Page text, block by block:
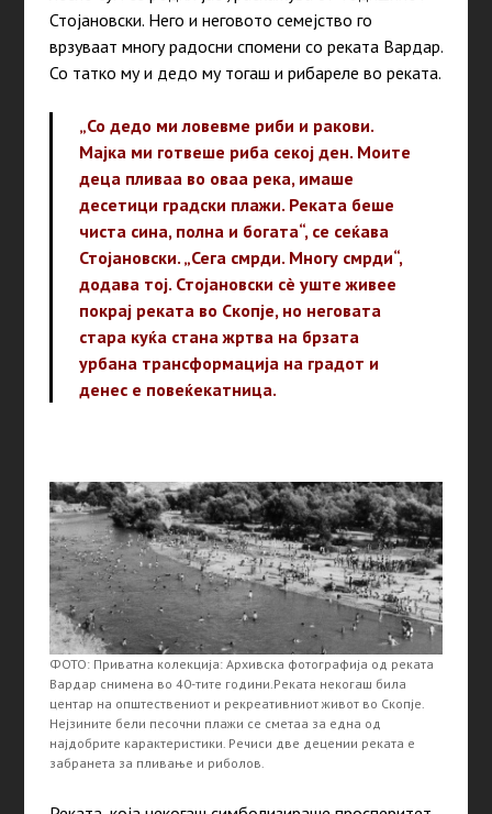
Стојановски. Него и неговото семејство го
врзуваат многу радосни спомени со реката Вардар.
Со татко му и дедо му тогаш и рибареле во реката.
„Со дедо ми ловевме риби и ракови.
Мајка ми готвеше риба секој ден.Моите
деца пливаа во оваа река, имаше
десетици градски плажи. Реката беше
чиста сина, полна и богата“, се сеќава
Стојановски. „Сега смрди. Многу смрди“,
додава тој. Стојановски сè уште живее
покрај реката во Скопје, но неговата
стара куќа стана жртва на брзата
урбана трансформација на градот и
денес е повеќекатница.
ФОТО: Приватна колекција: Архивска фотографија од реката
Вардар снимена во 40-тите години.Реката некогаш била
центар на општествениот и рекреативниот живот во Скопје.
Нејзините бели песочни плажи се сметаа за една од
најдобрите карактеристики. Речиси две децении реката е
забранета за пливање и риболов.